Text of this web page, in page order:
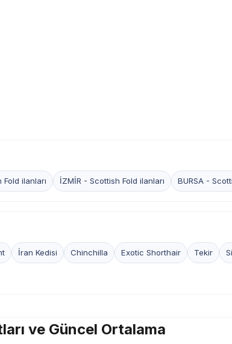
ilanları İZMİR - Scottish Fold ilanları BURSA -
İran Kedisi Chinchilla Exotic Shorthair Tekir
ve Güncel Ortalama